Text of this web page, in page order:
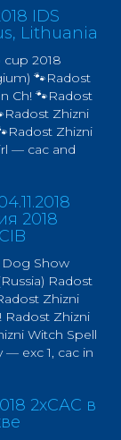
IDS
Lithuania
cup 2018
🐾Radost
Ch! 🐾Radost
Zhizni
Zhizni
— cac and
2018
Dog Show
Radost
Zhizni
Radost Zhizni
Witch Spell
— exc 1, cac in
2хСАС в